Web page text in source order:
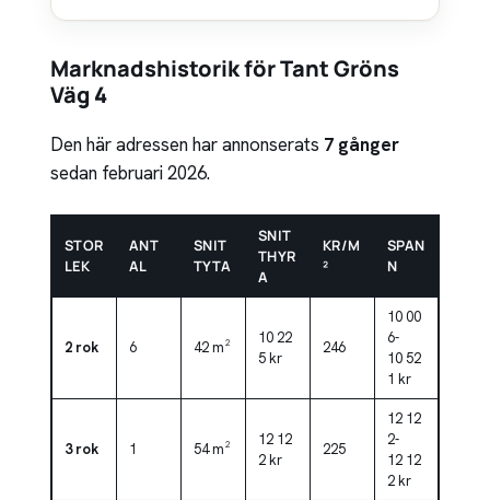
Marknadshistorik för Tant Gröns
Väg 4
Den här adressen har annonserats 7 gånger
sedan februari 2026.
STOR
LEK
ANT
AL
SNIT
TYTA
SNIT
THYR
A
KR/M
²
SPAN
N
2 rok 6 42 m²
10 22
5 kr
246
10 00
6-
10 52
1 kr
3 rok 1 54 m²
12 12
2 kr
225
12 12
2-
12 12
2 kr